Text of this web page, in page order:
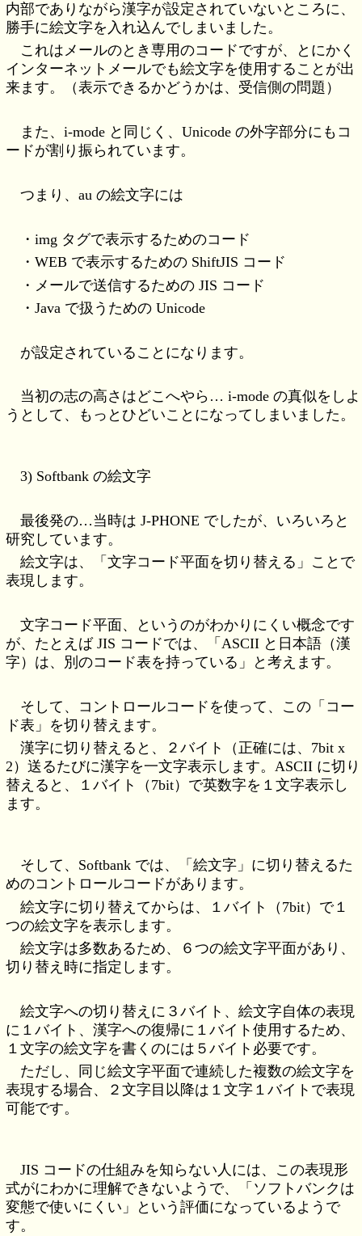
内部でありながら漢字が設定されていないところに、
勝手に絵文字を入れ込んでしまいました。
これはメールのとき専用のコードですが、とにかく
インターネットメールでも絵文字を使用することが出
来ます。（表示できるかどうかは、受信側の問題）
また、i-mode と同じく、Unicode の外字部分にもコ
ードが割り振られています。
つまり、au の絵文字には
・img タグで表示するためのコード
・WEB で表示するための ShiftJIS コード
・メールで送信するための JIS コード
・Java で扱うための Unicode
が設定されていることになります。
当初の志の高さはどこへやら… i-mode の真似をしよ
うとして、もっとひどいことになってしまいました。
3) Softbank の絵文字
最後発の…当時は J-PHONE でしたが、いろいろと
研究しています。
絵文字は、「文字コード平面を切り替える」ことで
表現します。
文字コード平面、というのがわかりにくい概念です
が、たとえば JIS コードでは、「ASCII と日本語（漢
字）は、別のコード表を持っている」と考えます。
そして、コントロールコードを使って、この「コー
ド表」を切り替えます。
漢字に切り替えると、２バイト（正確には、7bit x
2）送るたびに漢字を一文字表示します。ASCII に切り
替えると、１バイト（7bit）で英数字を１文字表示し
ます。
そして、Softbank では、「絵文字」に切り替えるた
めのコントロールコードがあります。
絵文字に切り替えてからは、１バイト（7bit）で１
つの絵文字を表示します。
絵文字は多数あるため、６つの絵文字平面があり、
切り替え時に指定します。
絵文字への切り替えに３バイト、絵文字自体の表現
に１バイト、漢字への復帰に１バイト使用するため、
１文字の絵文字を書くのには５バイト必要です。
ただし、同じ絵文字平面で連続した複数の絵文字を
表現する場合、２文字目以降は１文字１バイトで表現
可能です。
JIS コードの仕組みを知らない人には、この表現形
式がにわかに理解できないようで、「ソフトバンクは
変態で使いにくい」という評価になっているようで
す。